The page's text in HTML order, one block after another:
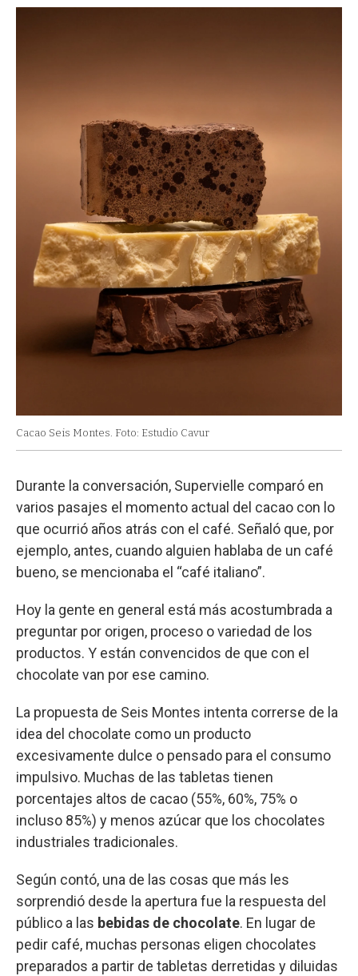
Cacao Seis Montes. Foto: Estudio Cavur
Durante la conversación, Supervielle comparó en
varios pasajes el momento actual del cacao con lo
que ocurrió años atrás con el café. Señaló que, por
ejemplo, antes, cuando alguien hablaba de un café
bueno, se mencionaba el “café italiano”.
Hoy la gente en general está más acostumbrada a
preguntar por origen, proceso o variedad de los
productos. Y están convencidos de que con el
chocolate van por ese camino.
La propuesta de Seis Montes intenta correrse de la
idea del chocolate como un producto
excesivamente dulce o pensado para el consumo
impulsivo. Muchas de las tabletas tienen
porcentajes altos de cacao (55%, 60%, 75% o
incluso 85%) y menos azúcar que los chocolates
industriales tradicionales.
Según contó, una de las cosas que más les
sorprendió desde la apertura fue la respuesta del
público a las bebidas de chocolate. En lugar de
pedir café, muchas personas eligen chocolates
preparados a partir de tabletas derretidas y diluidas